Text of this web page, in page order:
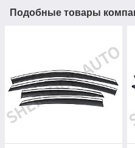
Подобные товары